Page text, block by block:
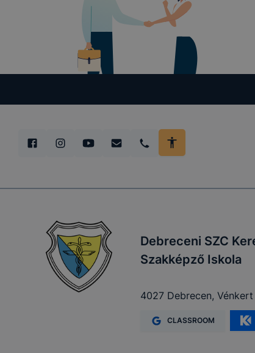
Debreceni SZC
Szakképző Iskola
4027 Debrecen, Vénkert
CLASSROOM